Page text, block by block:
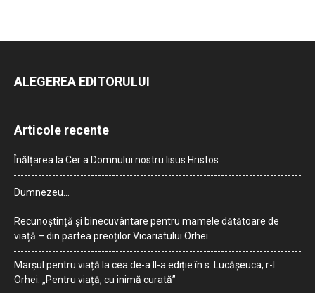
ALEGEREA EDITORULUI
Articole recente
Înălțarea la Cer a Domnului nostru Iisus Hristos
Dumnezeu…
Recunoștință și binecuvântare pentru mamele dătătoare de
viață – din partea preoților Vicariatului Orhei
Marșul pentru viață la cea de-a II-a ediție în s. Lucășeuca, r-l
Orhei: „Pentru viață, cu inimă curată”